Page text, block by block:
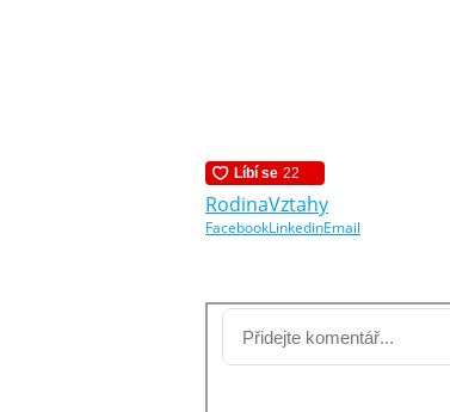
RodinaVztahy
FacebookLinkedinEmail